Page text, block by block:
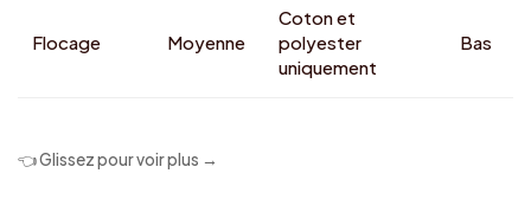
Flocage Moyenne
Coton et
polyester
uniquement
Bas
👈 Glissez pour voir plus →